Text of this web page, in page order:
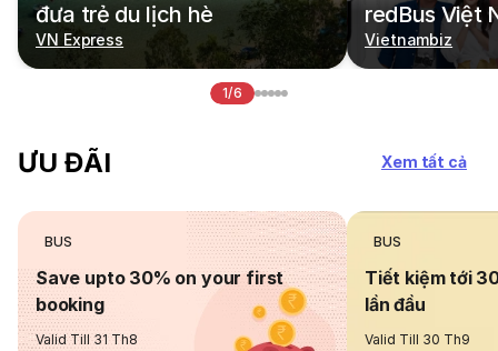
đưa trẻ du lịch hè
VN Express
redBus Việt
Vietnambiz
1/6
ƯU ĐÃI Xem tất cả
BUS
Save upto 30% on your first
booking
Valid Till 31 Th8
BUS
Tiết kiệm tới
lần đầu
Valid Till 30 Th9